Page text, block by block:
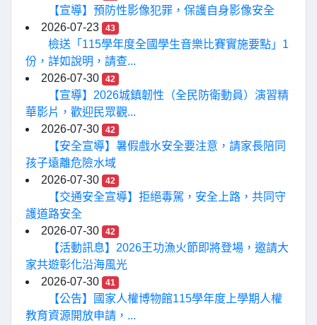
【宣導】預防性影像犯罪，保護自身影像安全
2026-07-23
43
檢送「115學年度全國學生音樂比賽實施要點」1
份，詳如說明，請查...
2026-07-30
42
【宣導】2026城鎮韌性（全民防衛動員）演習精
華影片，歡迎民眾觀...
2026-07-30
42
【安全宣導】暑假戲水安全要注意，請家長陪同
孩子遠離危險水域
2026-07-30
42
【交通安全宣導】拒絕毒駕，安全上路，共同守
護道路安全
2026-07-30
42
【活動訊息】2026王功漁火節即將登場，邀請大
家共遊彰化沿海風光
2026-07-30
41
【公告】國家人權博物館115學年度上學期人權
教育資源開放申請，...